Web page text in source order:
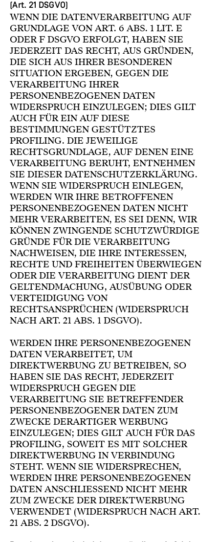
(Art. 21 DSGVO)
WENN DIE DATENVERARBEITUNG AUF
GRUNDLAGE VON ART. 6 ABS. 1 LIT. E
ODER F DSGVO ERFOLGT, HABEN SIE
JEDERZEIT DAS RECHT, AUS GRÜNDEN,
DIE SICH AUS IHRER BESONDEREN
SITUATION ERGEBEN, GEGEN DIE
VERARBEITUNG IHRER
PERSONENBEZOGENEN DATEN
WIDERSPRUCH EINZULEGEN; DIES GILT
AUCH FÜR EIN AUF DIESE
BESTIMMUNGEN GESTÜTZTES
PROFILING. DIE JEWEILIGE
RECHTSGRUNDLAGE, AUF DENEN EINE
VERARBEITUNG BERUHT, ENTNEHMEN
SIE DIESER DATENSCHUTZERKLÄRUNG.
WENN SIE WIDERSPRUCH EINLEGEN,
WERDEN WIR IHRE BETROFFENEN
PERSONENBEZOGENEN DATEN NICHT
MEHR VERARBEITEN, ES SEI DENN, WIR
KÖNNEN ZWINGENDE SCHUTZWÜRDIGE
GRÜNDE FÜR DIE VERARBEITUNG
NACHWEISEN, DIE IHRE INTERESSEN,
RECHTE UND FREIHEITEN ÜBERWIEGEN
ODER DIE VERARBEITUNG DIENT DER
GELTENDMACHUNG, AUSÜBUNG ODER
VERTEIDIGUNG VON
RECHTSANSPRÜCHEN (WIDERSPRUCH
NACH ART. 21 ABS. 1 DSGVO).
WERDEN IHRE PERSONENBEZOGENEN
DATEN VERARBEITET, UM
DIREKTWERBUNG ZU BETREIBEN, SO
HABEN SIE DAS RECHT, JEDERZEIT
WIDERSPRUCH GEGEN DIE
VERARBEITUNG SIE BETREFFENDER
PERSONENBEZOGENER DATEN ZUM
ZWECKE DERARTIGER WERBUNG
EINZULEGEN; DIES GILT AUCH FÜR DAS
PROFILING, SOWEIT ES MIT SOLCHER
DIREKTWERBUNG IN VERBINDUNG
STEHT. WENN SIE WIDERSPRECHEN,
WERDEN IHRE PERSONENBEZOGENEN
DATEN ANSCHLIESSEND NICHT MEHR
ZUM ZWECKE DER DIREKTWERBUNG
VERWENDET (WIDERSPRUCH NACH ART.
21 ABS. 2 DSGVO).